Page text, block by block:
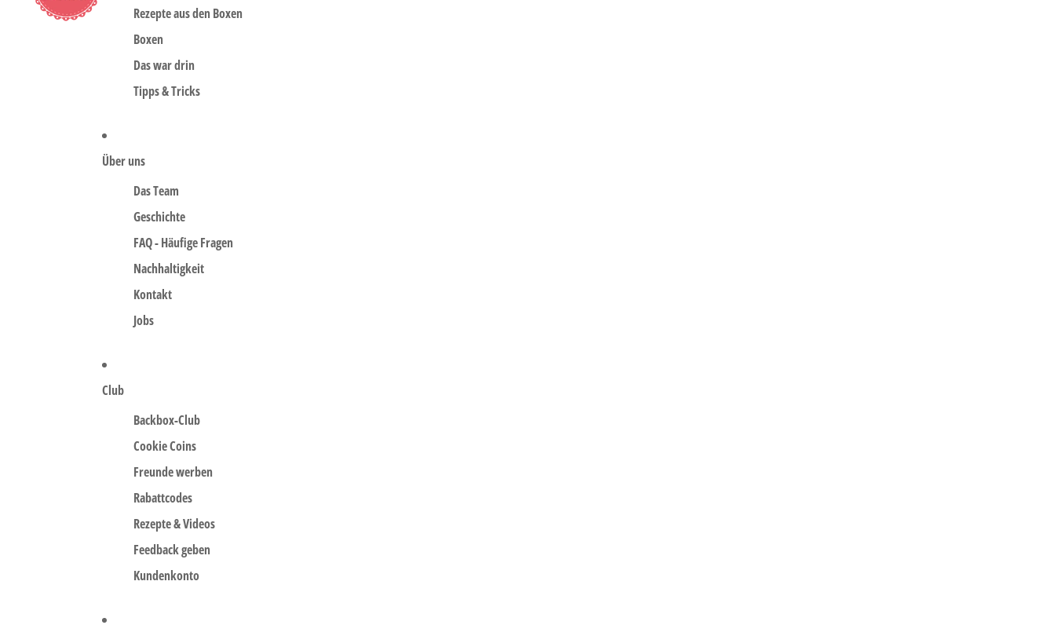
Rezepte aus den Boxen
Boxen
Das war drin
Tipps & Tricks
Über uns
Das Team
Geschichte
FAQ - Häufige Fragen
Nachhaltigkeit
Kontakt
Jobs
Club
Backbox-Club
Cookie Coins
Freunde werben
Rabattcodes
Rezepte & Videos
Feedback geben
Kundenkonto